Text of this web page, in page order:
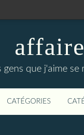
gens que j'aime
CATÉGORIES